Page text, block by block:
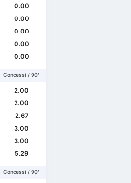
0.00
0.00
0.00
0.00
0.00
Concessi / 90'
2.00
2.00
2.67
3.00
3.00
5.29
Concessi / 90'